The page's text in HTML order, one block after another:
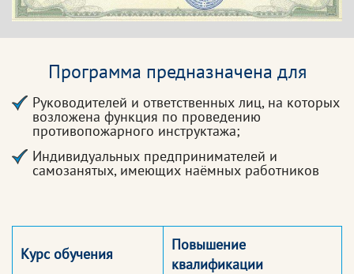
Программа предназначена для
Руководителей и ответственных лиц, на которых
возложена функция по проведению
противопожарного инструктажа;
Индивидуальных предпринимателей и
самозанятых, имеющих наёмных работников
Курс обучения
Повышение
квалификации